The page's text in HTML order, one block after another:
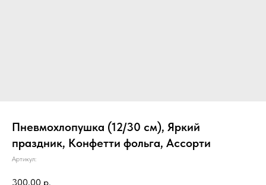
Пневмохлопушка (12/30 см), Яркий
праздник, Конфетти фольга, Ассорти
Артикул:
300,00 р.